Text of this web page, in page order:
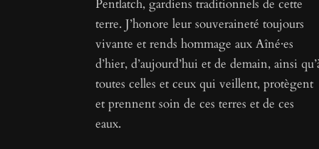
Pentlatch, gardiens traditionnels de cette
terre. J’honore leur souveraineté toujours
vivante et rends hommage aux Aîné·es
d’hier, d’aujourd’hui et de demain, ainsi
toutes celles et ceux qui veillent, protègent
et prennent soin de ces terres et de ces
eaux.